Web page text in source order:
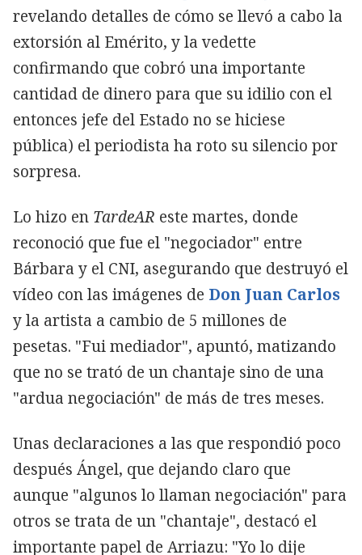
revelando detalles de cómo se llevó a cabo la
extorsión al Emérito, y la vedette
confirmando que cobró una importante
cantidad de dinero para que su idilio con el
entonces jefe del Estado no se hiciese
pública) el periodista ha roto su silencio por
sorpresa.
Lo hizo en TardeAR este martes, donde
reconoció que fue el "negociador" entre
Bárbara y el CNI, asegurando que destruyó el
vídeo con las imágenes de Don Juan Carlos
y la artista a cambio de 5 millones de
pesetas. "Fui mediador", apuntó, matizando
que no se trató de un chantaje sino de una
"ardua negociación" de más de tres meses.
Unas declaraciones a las que respondió poco
después Ángel, que dejando claro que
aunque "algunos lo llaman negociación" para
otros se trata de un "chantaje", destacó el
importante papel de Arriazu: "Yo lo dije